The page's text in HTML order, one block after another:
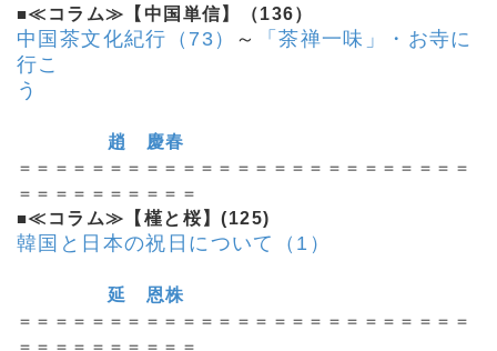
■≪コラム≫【中国単信】（136）
中国茶文化紀行（73） ～
「茶禅一味」・お寺に
行こ
う
趙 慶春
＝＝＝＝＝＝＝＝＝＝＝＝＝＝＝＝＝＝＝＝＝＝＝＝＝
＝＝＝＝＝＝＝＝＝＝
■≪コラム≫【槿と桜】(125)
韓国と日本の祝日について（1）
延 恩株
＝＝＝＝＝＝＝＝＝＝＝＝＝＝＝＝＝＝＝＝＝＝＝＝＝
＝＝＝＝＝＝＝＝＝＝